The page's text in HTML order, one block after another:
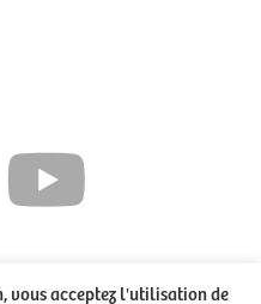
vous acceptez l'utilisation de